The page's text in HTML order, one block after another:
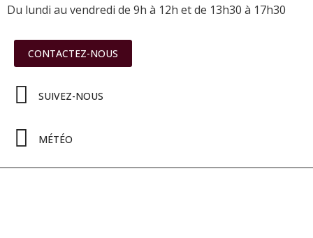
Du lundi au vendredi de 9h à 12h et de 13h30 à 17h30
CONTACTEZ-NOUS
SUIVEZ-NOUS
MÉTÉO